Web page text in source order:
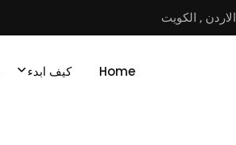
الاردن , الكويت
Home كيف ابدء